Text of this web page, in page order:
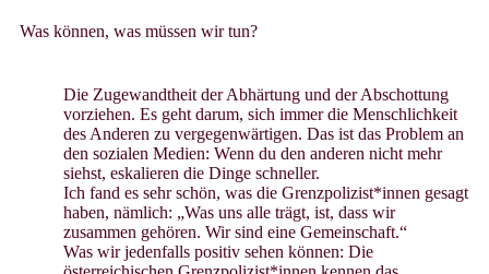
Was können, was müssen wir tun?
Die Zugewandtheit der Abhärtung und der Abschottung
vorziehen. Es geht darum, sich immer die Menschlichkeit
des Anderen zu vergegenwärtigen. Das ist das Problem an
den sozialen Medien: Wenn du den anderen nicht mehr
siehst, eskalieren die Dinge schneller.
Ich fand es sehr schön, was die Grenzpolizist*innen gesagt
haben, nämlich: „Was uns alle trägt, ist, dass wir
zusammen gehören. Wir sind eine Gemeinschaft.“
Was wir jedenfalls positiv sehen können: Die